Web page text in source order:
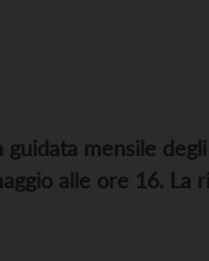
guidata mensile
alle ore 16. La